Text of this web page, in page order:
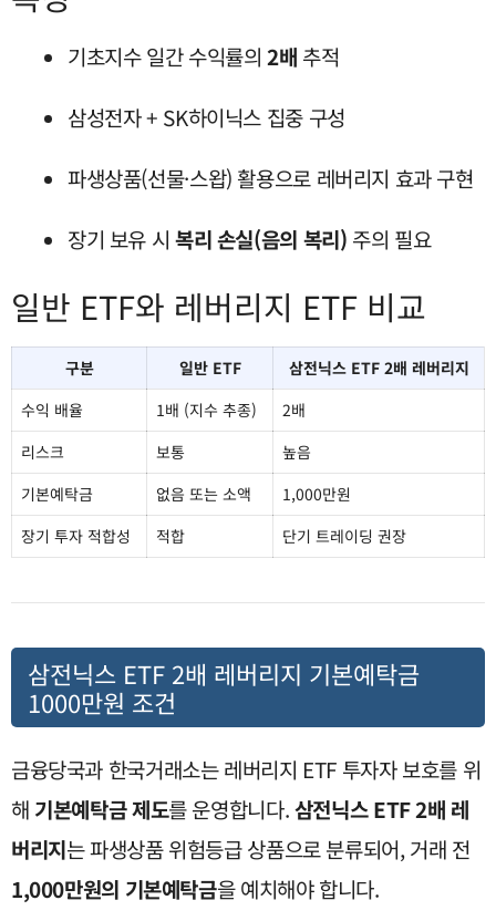
기초지수 일간 수익률의2배 추적
삼성전자 + SK하이닉스 집중 구성
파생상품(선물·스왑) 활용으로 레버리지 효과 구현
장기 보유 시 복리 손실(음의 복리) 주의 필요
일반 ETF와 레버리지 ETF 비교
구분 일반 ETF
삼전닉스 ETF 2배 레버리지
수익 배율
1배 (지수 추종)
2배
리스크
보통
높음
기본예탁금
없음 또는 소액
1,000만원
장기 투자 적합성
적합 단기 트레이딩 권장
삼전닉스 ETF 2배 레버리지 기본예탁금
1000만원 조건
금융당국과 한국거래소는 레버리지 ETF 투자자 보호를 위
해 기본예탁금 제도를 운영합니다.삼전닉스 ETF 2배 레
버리지는 파생상품 위험등급 상품으로 분류되어, 거래 전
1,000만원의 기본예탁금을 예치해야 합니다.